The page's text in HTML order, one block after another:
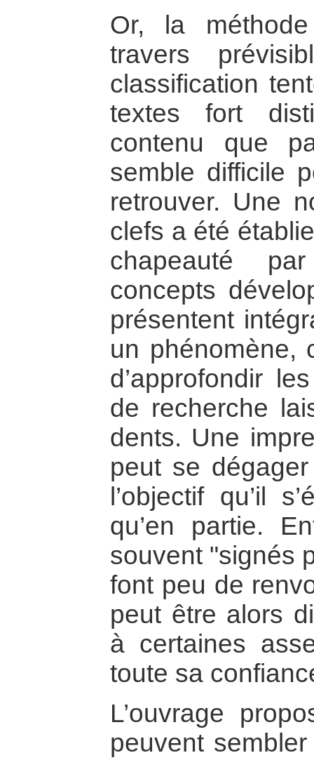
Or, la
travers
classification
textes fort
contenu que
semble difficile
retrouver. Une
clefs a été
chapeauté
concepts
présentent
un phénomène,
d’approfondir
de recherche
dents. Une
peut se
l’objectif qu’il
qu’en partie.
souvent "signés
font peu de
peut être alors
à certaines
toute sa
L’ouvrage
peuvent